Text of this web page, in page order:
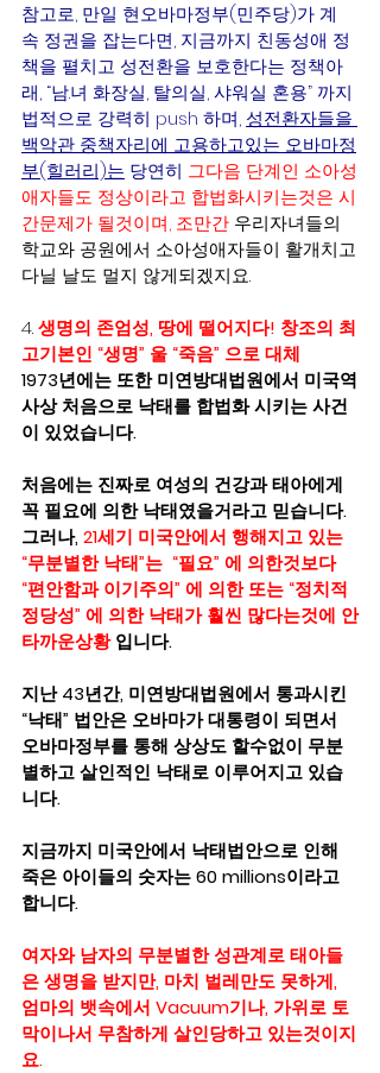
참고로, 만일 현오바마정부(민주당)가 계
속 정권을 잡는다면, 지금까지 친동성애 정
책을 펼치고 성전환을 보호한다는 정책아
래, “남.녀 화장실, 탈의실, 샤워실 혼용” 까지
법적으로 강력히 push 하며, 성전환자들을
백악관 중책자리에 고용하고있는 오바마정
부(힐러리)는 당연히 그다음 단계인 소아성
애자들도 정상이라고 합법화시키는것은 시
간문제가 될것이며, 조만간 우리자녀들의
학교와 공원에서 소아성애자들이 활개치고
다닐 날도 멀지 않게되겠지요.
4. 생명의 존엄성, 땅에 떨어지다! 창조의 최
고기본인 “생명” 울 “죽음” 으로 대체
1973년에는 또한 미연방대법원에서 미국역
사상 처음으로 낙태를 합법화 시키는 사건
이 있었습니다.
처음에는 진짜로 여성의 건강과 태아에게
꼭 필요에 의한 낙태였을거라고 믿습니다.
그러나, 21세기 미국안에서 행해지고 있는
“무분별한 낙태”는  “필요” 에 의한것보다
“편안함과 이기주의” 에 의한 또는 “정치적
정당성” 에 의한 낙태가 훨씬 많다는것에 안
타까운상황 입니다.
지난 43년간, 미연방대법원에서 통과시킨
“낙태” 법안은 오바마가 대통령이 되면서
오바마정부를 통해 상상도 할수없이 무분
별하고 살인적인 낙태로 이루어지고 있습
니다.
지금까지 미국안에서 낙태법안으로 인해
죽은 아이들의 숫자는 60 millions이라고
합니다.
여자와 남자의 무분별한 성관계로 태아들
은 생명을 받지만, 마치 벌레만도 못하게,
엄마의 뱃속에서 Vacuum기나, 가위로 토
막이나서 무참하게 살인당하고 있는것이지
요.